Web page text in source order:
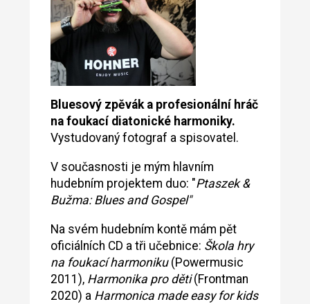
Bluesový zpěvák a profesionální hráč
na foukací diatonické harmoniky.
Vystudovaný fotograf a spisovatel.
V současnosti je mým hlavním
hudebním projektem duo: "Ptaszek&
Bužma: Blues and Gospel"
Na svém hudebním kontě mám pět
oficiálních CD a tři učebnice: Škola hry
na foukací harmoniku(Powermusic
2011), Harmonika pro děti(Frontman
2020) a Harmonica made easy for kids